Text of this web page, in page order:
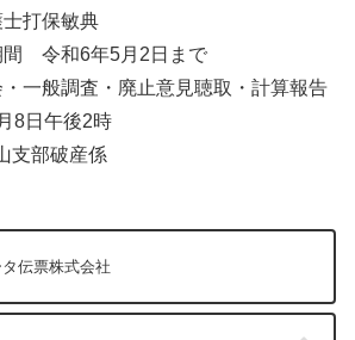
打保敏典
間 令和6年5月2日まで
一般調査・廃止意見聴取・計算報告
8日午後2時
支部破産係
伝票株式会社